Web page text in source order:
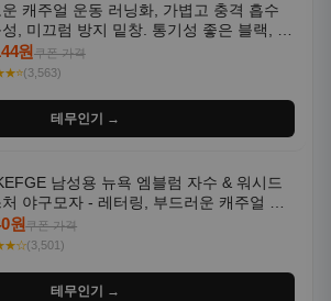
캐주얼 운동 러닝화, 가볍고 충격 흡수
, 미끄럼 방지 밑창. 통기성 좋은 블랙, 화
퍼플 그라데이션 색상
원쿠폰 가격
(3,563)
테무인기 →
남성용 뉴욕 엠블럼 자수 & 워시드
야구모자 - 레터링, 부드러운 캐주얼 모
스타일
원쿠폰 가격
(3,501)
테무인기 →